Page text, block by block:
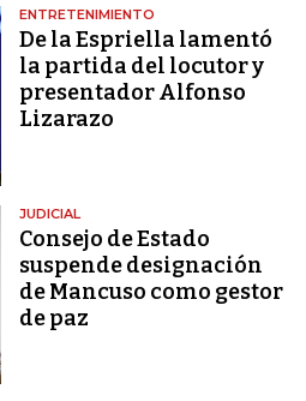
ENTRETENIMIENTO
De la Espriella lamentó
la partida del locutor y
presentador Alfonso
Lizarazo
JUDICIAL
Consejo de Estado
suspende designación
de Mancuso como gestor
de paz